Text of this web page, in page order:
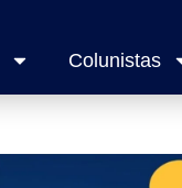
Colunistas